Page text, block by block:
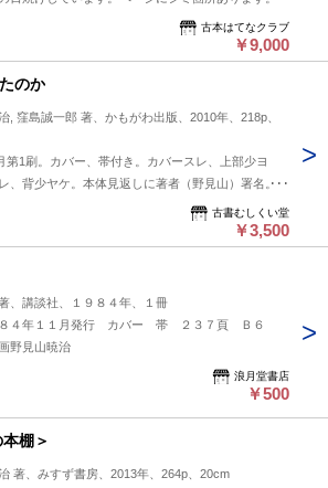
古本はてなクラブ
￥9,000
のか
, 窪島誠一郎 著、かもがわ出版、2010年、218p、
第1刷。カバー、帯付き。カバースレ、上部少ヨ
、背少ヤケ。本体見返しに著者（野見山）署名。使
古書むしくい堂
￥3,500
、講談社、１９８４年、１冊
８４年１１月発行 カバー 帯 ２３７頁 Ｂ６
見山暁治
浪月堂書店
￥500
棚＞
著、みすず書房、2013年、264p、20cm